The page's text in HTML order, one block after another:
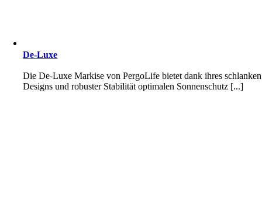
De-Luxe
Die De-Luxe Markise von PergoLife bietet dank ihres schlanken
Designs und robuster Stabilität optimalen Sonnenschutz [...]